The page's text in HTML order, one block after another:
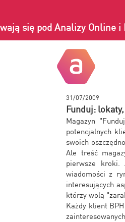
się pod Analizy Online i
31/07/2009
Funduj:
Magazyn
potencjalnych
swoich
Ale treść
pierwsze kroki.
wiadomości z
interesujących
którzy wolą
Każdy klient